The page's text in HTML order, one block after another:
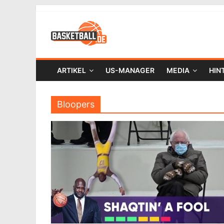
ARTIKEL US-MANAGER MEDIA
Bloopers